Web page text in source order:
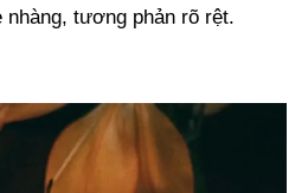
tương phản rõ rệt.